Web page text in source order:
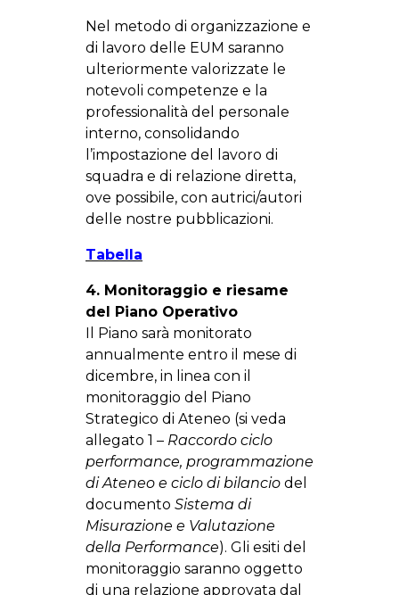
Nel metodo di organizzazione e
di lavoro delle EUM saranno
ulteriormente valorizzate le
notevoli competenze e la
professionalità del personale
interno, consolidando
l’impostazione del lavoro di
squadra e di relazione diretta,
ove possibile, con autrici/autori
delle nostre pubblicazioni.
Tabella
4. Monitoraggio e riesame
del Piano Operativo
Il Piano sarà monitorato
annualmente entro il mese di
dicembre, in linea con il
monitoraggio del Piano
Strategico di Ateneo (si veda
allegato 1 – Raccordo ciclo
performance, programmazione
di Ateneo e ciclo di bilancio del
documento Sistema di
Misurazione e Valutazione
della Performance). Gli esiti del
monitoraggio saranno oggetto
di una relazione approvata dal